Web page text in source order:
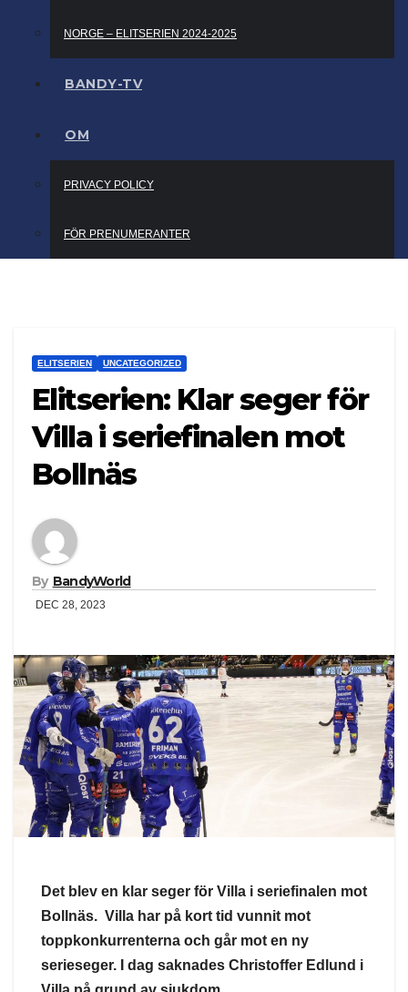
NORGE – ELITSERIEN 2024-2025
BANDY-TV
OM
PRIVACY POLICY
FÖR PRENUMERANTER
ELITSERIEN UNCATEGORIZED
Elitserien: Klar seger för
Villa i seriefinalen mot
Bollnäs
By BandyWorld
DEC 28, 2023
Det blev en klar seger för Villa i seriefinalen mot
Bollnäs. Villa har på kort tid vunnit mot
toppkonkurrenterna och går mot en ny
serieseger. I dag saknades Christoffer Edlund i